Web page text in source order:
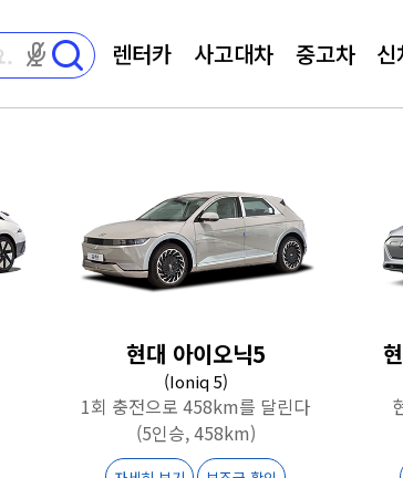
마이크 권한이 필요합니다
렌터카 사고대차 중고차 신
현대 아이오닉5
(Ioniq 5)
1회 충전으로 458km를 달린다
(5인승, 458km)